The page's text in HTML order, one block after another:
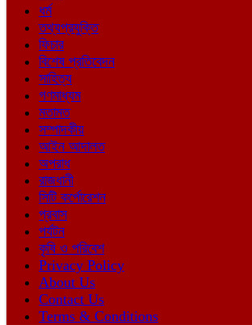
ধর্ম
তথ্যপ্রযুক্তি
ফিচার
বিশেষ প্রতিবেদন
সাহিত্য
গণমাধ্যম
মতামত
সম্পাদকীয়
আইন আদালত
অপরাধ
রাজধানী
সিটি কর্পোরেশন
প্রবাস
পর্যটন
কৃষি ও পরিবেশ
Privacy Policy
About Us
Contact Us
Terms & Conditions